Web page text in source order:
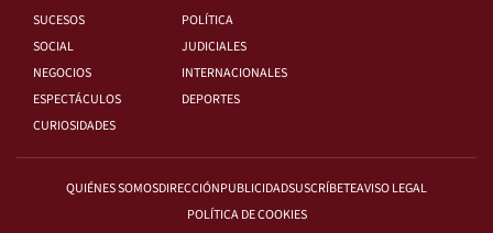
SUCESOS
POLÍTICA
SOCIAL
JUDICIALES
NEGOCIOS
INTERNACIONALES
ESPECTÁCULOS
DEPORTES
CURIOSIDADES
QUIÉNES SOMOSDIRECCIÓNPUBLICIDADSUSCRÍBETEAVISO LEGAL
POLÍTICA DE COOKIES